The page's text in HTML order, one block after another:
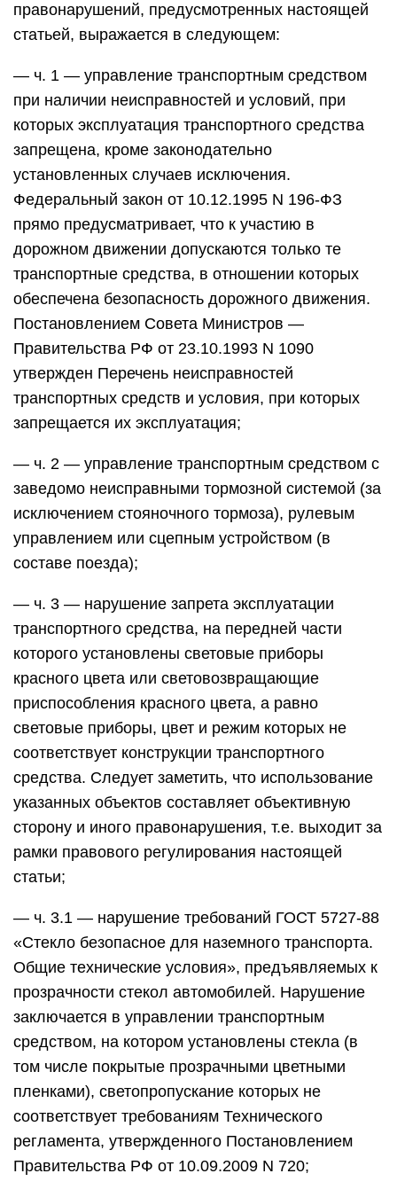
правонарушений, предусмотренных настоящей
статьей, выражается в следующем:
— ч. 1 — управление транспортным средством
при наличии неисправностей и условий, при
которых эксплуатация транспортного средства
запрещена, кроме законодательно
установленных случаев исключения.
Федеральный закон от 10.12.1995 N 196-ФЗ
прямо предусматривает, что к участию в
дорожном движении допускаются только те
транспортные средства, в отношении которых
обеспечена безопасность дорожного движения.
Постановлением Совета Министров —
Правительства РФ от 23.10.1993 N 1090
утвержден Перечень неисправностей
транспортных средств и условия, при которых
запрещается их эксплуатация;
— ч. 2 — управление транспортным средством с
заведомо неисправными тормозной системой (за
исключением стояночного тормоза), рулевым
управлением или сцепным устройством (в
составе поезда);
— ч. 3 — нарушение запрета эксплуатации
транспортного средства, на передней части
которого установлены световые приборы
красного цвета или световозвращающие
приспособления красного цвета, а равно
световые приборы, цвет и режим которых не
соответствует конструкции транспортного
средства. Следует заметить, что использование
указанных объектов составляет объективную
сторону и иного правонарушения, т.е. выходит за
рамки правового регулирования настоящей
статьи;
— ч. 3.1 — нарушение требований ГОСТ 5727-88
«Стекло безопасное для наземного транспорта.
Общие технические условия», предъявляемых к
прозрачности стекол автомобилей. Нарушение
заключается в управлении транспортным
средством, на котором установлены стекла (в
том числе покрытые прозрачными цветными
пленками), светопропускание которых не
соответствует требованиям Технического
регламента, утвержденного Постановлением
Правительства РФ от 10.09.2009 N 720;